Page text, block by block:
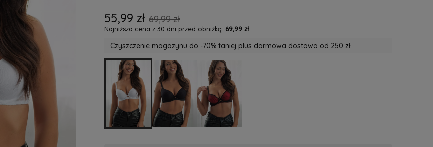
55,99 zł 69,99 zł
Najniższa cena z 30 dni przed obniżką: 69,99 zł
Czyszczenie magazynu do -70% taniej plus darmowa dostawa od 250 zł